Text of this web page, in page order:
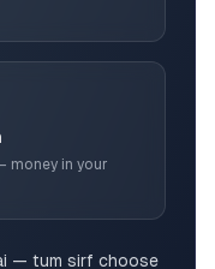
money in your
— tum sirf choose